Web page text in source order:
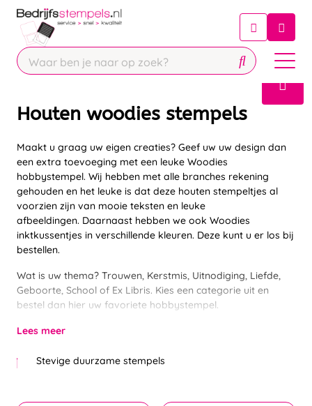
Chatbot
Chat 24/7 met onze chatbot voor
hulp
Contact
Houten woodies stempels
Maakt u graag uw eigen creaties? Geef uw uw design dan
een extra toevoeging met een leuke Woodies
hobbystempel. Wij hebben met alle branches rekening
gehouden en het leuke is dat deze houten stempeltjes al
voorzien zijn van mooie teksten en leuke
afbeeldingen. Daarnaast hebben we ook Woodies
inktkussentjes in verschillende kleuren. Deze kunt u er los bij
bestellen.
Wat is uw thema? Trouwen, Kerstmis, Uitnodiging, Liefde,
Geboorte, School of Ex Libris. Kies een categorie uit en
bestel dan hier uw favoriete hobbystempel.
Lees meer
Stevige duurzame stempels